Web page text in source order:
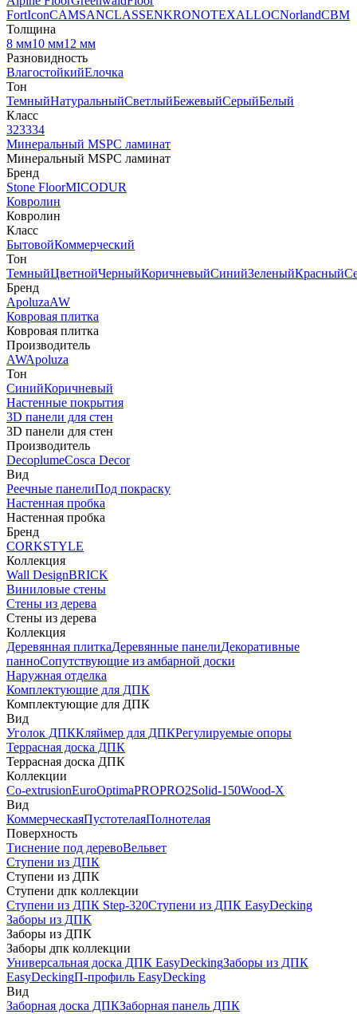
FortIconCAMSANCLASSENKRONOTEXALLOCNorlandCBM
Толщина
8 мм10 мм12 мм
Разновидность
ВлагостойкийЕлочка
Тон
ТемныйНатуральныйСветлыйБежевыйСерыйБелый
Класс
323334
Минеральный MSPC ламинат
Минеральный MSPC ламинат
Бренд
Stone FloorMICODUR
Ковролин
Ковролин
Класс
БытовойКоммерческий
Тон
ТемныйЦветнойЧерныйКоричневыйСинийЗеленыйКрасный
Бренд
ApoluzaAW
Ковровая плитка
Ковровая плитка
Производитель
AWApoluza
Тон
СинийКоричневый
Настенные покрытия
3D панели для стен
3D панели для стен
Производитель
DecoplumeCosca Decor
Вид
Реечные панелиПод покраску
Настенная пробка
Настенная пробка
Бренд
CORKSTYLE
Коллекция
Wall DesignBRICK
Виниловые стены
Стены из дерева
Стены из дерева
Коллекция
Деревянная плиткаДеревянные панелиДекоративные
панноСопутствующие из амбарной доски
Наружная отделка
Комплектующие для ДПК
Комплектующие для ДПК
Вид
Уголок ДПККляймер для ДПКРегулируемые опоры
Террасная доска ДПК
Террасная доска ДПК
Коллекции
Co-extrusionEuroOptimaPROPRO2Solid-150Wood-X
Вид
КоммерческаяПустотелаяПолнотелая
Поверхность
Тиснение под деревоВельвет
Ступени из ДПК
Ступени из ДПК
Ступени дпк коллекции
Ступени из ДПК Step-320Ступени из ДПК EasyDecking
Заборы из ДПК
Заборы из ДПК
Заборы дпк коллекции
Универсальная доска ДПК EasyDeckingЗаборы из ДПК
EasyDeckingП-профиль EasyDecking
Вид
Заборная доска ДПКЗаборная панель ДПК